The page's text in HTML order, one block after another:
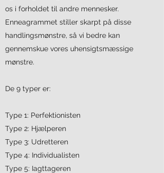
os i forholdet til andre mennesker.
Enneagrammet stiller skarpt på disse
handlingsmønstre, så vi bedre kan
gennemskue vores uhensigtsmæssige
mønstre.
De 9 typer er:
Type 1: Perfektionisten
Type 2: Hjælperen
Type 3: Udretteren
Type 4: Individualisten
Type 5: Iagttageren